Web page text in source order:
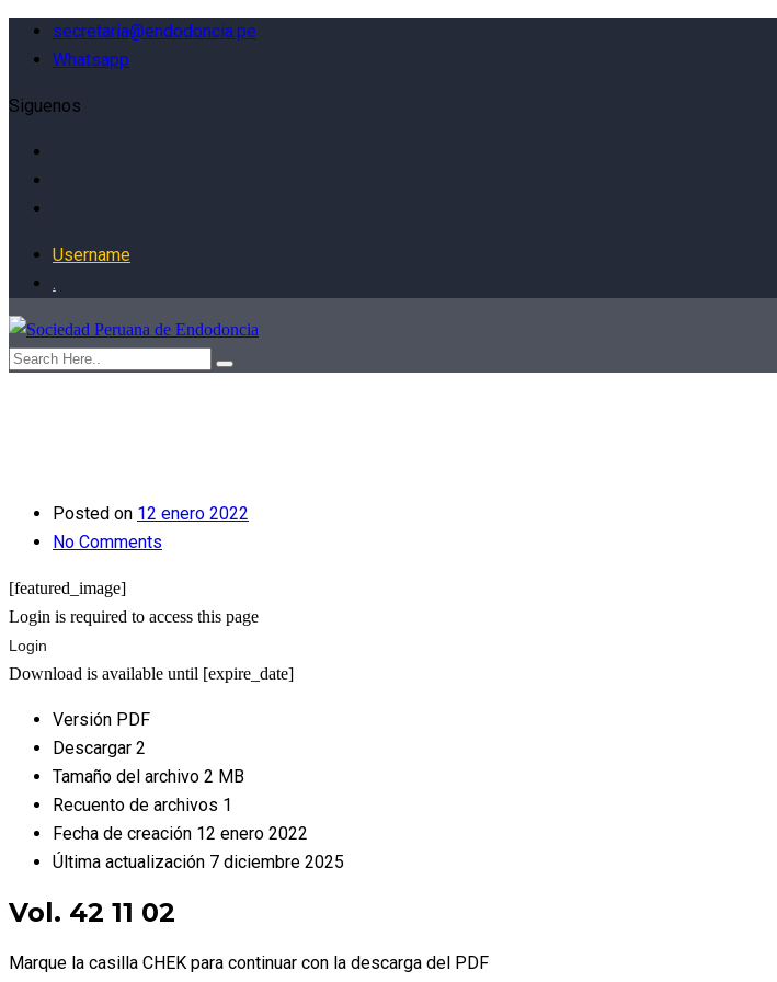
secretaria@endodoncia.pe
Whatsapp
Siguenos
Username
.
Posted on 12 enero 2022
No Comments
[featured_image]
Login is required to access this page
Login
Download is available until [expire_date]
Versión PDF
Descargar 2
Tamaño del archivo 2 MB
Recuento de archivos 1
Fecha de creación 12 enero 2022
Última actualización 7 diciembre 2025
Vol. 42 11 02
Marque la casilla CHEK para continuar con la descarga del PDF